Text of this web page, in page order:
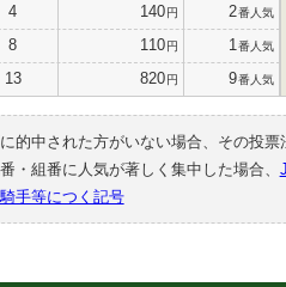
4 140円 2番人気
8 110円 1 番人気
13 820円 9番人気
的中された方がいない場合、その投
・組番に人気が著しく集中した場合、
手等につく記号